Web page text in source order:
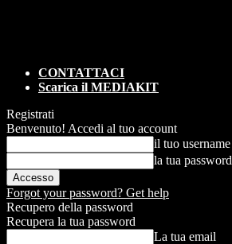
CONTATTACI
Scarica il MEDIAKIT
Registrati
Benvenuto! Accedi al tuo account
il tuo username
la tua password
Forgot your password? Get help
Recupero della password
Recupera la tua password
La tua email